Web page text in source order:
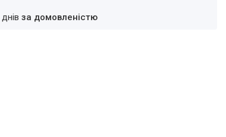
днівза домовленістю